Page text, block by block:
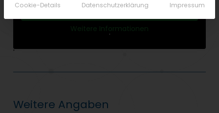
Inhalt entsperren
Weitere Informationen
'
'
Weitere Angaben
Cookie-Details Datenschutzerklärung Impressum